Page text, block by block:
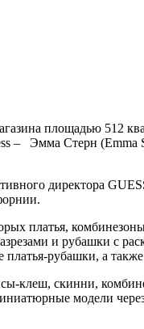
площадью 512
– Эмма Стерн (Emma
директора
платья,
и рубашки
платья-рубашки, а
клеш, скинни,
модели